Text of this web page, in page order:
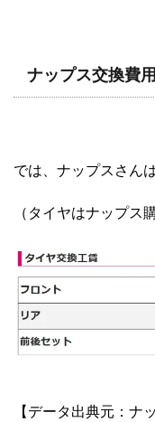
ナップス交換費用
では、ナップスさん
（タイヤはナップス
【データ出典元：